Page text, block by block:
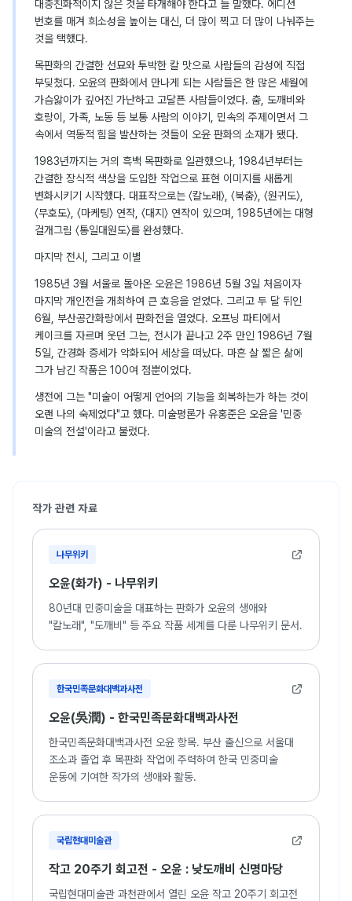
대중친화적이지 않은 것을 타개해야 한다고 늘 말했다. 에디션
번호를 매겨 희소성을 높이는 대신, 더 많이 찍고 더 많이 나눠주는
것을 택했다.
목판화의 간결한 선묘와 투박한 칼 맛으로 사람들의 감성에 직접
부딪쳤다. 오윤의 판화에서 만나게 되는 사람들은 한 많은 세월에
가슴앓이가 깊어진 가난하고 고달픈 사람들이었다. 춤, 도깨비와
호랑이, 가족, 노동 등 보통 사람의 이야기, 민속의 주제이면서 그
속에서 역동적 힘을 발산하는 것들이 오윤 판화의 소재가 됐다.
1983년까지는 거의 흑백 목판화로 일관했으나, 1984년부터는
간결한 장식적 색상을 도입한 작업으로 표현 이미지를 새롭게
변화시키기 시작했다. 대표작으로는 〈칼노래〉, 〈북춤〉, 〈원귀도〉,
〈무호도〉, 〈마케팅〉 연작, 〈대지〉 연작이 있으며, 1985년에는 대형
걸개그림 〈통일대원도〉를 완성했다.
마지막 전시, 그리고 이별
1985년 3월 서울로 돌아온 오윤은 1986년 5월 3일 처음이자
마지막 개인전을 개최하여 큰 호응을 얻었다. 그리고 두 달 뒤인
6월, 부산공간화랑에서 판화전을 열었다. 오프닝 파티에서
케이크를 자르며 웃던 그는, 전시가 끝나고 2주 만인 1986년 7월
5일, 간경화 증세가 악화되어 세상을 떠났다. 마흔 살 짧은 삶에
그가 남긴 작품은 100여 점뿐이었다.
생전에 그는 "미술이 어떻게 언어의 기능을 회복하는가 하는 것이
오랜 나의 숙제였다"고 했다. 미술평론가 유홍준은 오윤을 '민중
미술의 전설'이라고 불렀다.
작가 관련 자료
나무위키
오윤(화가) - 나무위키
80년대 민중미술을 대표하는 판화가 오윤의 생애와
"칼노래", "도깨비" 등 주요 작품 세계를 다룬 나무위키 문서.
한국민족문화대백과사전
오윤(吳潤) - 한국민족문화대백과사전
한국민족문화대백과사전 오윤 항목. 부산 출신으로 서울대
조소과 졸업 후 목판화 작업에 주력하여 한국 민중미술
운동에 기여한 작가의 생애와 활동.
국립현대미술관
작고 20주기 회고전 - 오윤 : 낮도깨비 신명마당
국립현대미술관 과천관에서 열린 오윤 작고 20주기 회고전